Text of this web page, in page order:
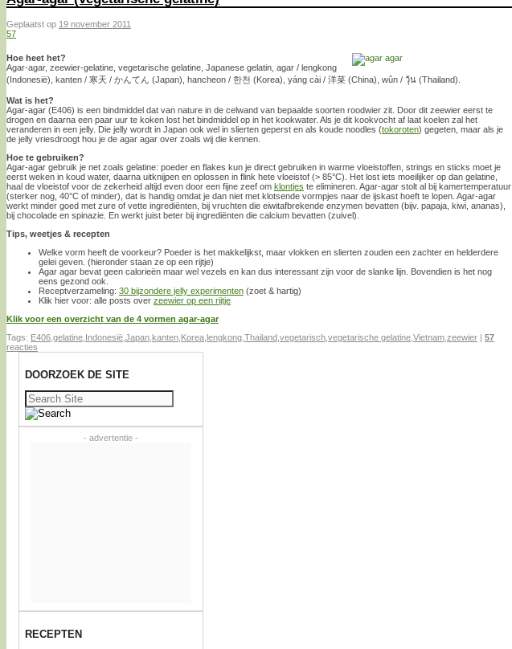
Geplaatst op 19 november 2011
57
Hoe heet het?
Agar-agar, zeewier-gelatine, vegetarische gelatine, Japanese gelatin, agar / lengkong
(Indonesië), kanten / 寒天 / かんてん (Japan), hancheon / 한천 (Korea), yáng cài / 洋菜 (China), wûn / วุ้น (Thailand).
Wat is het?
Agar-agar (E406) is een bindmiddel dat van nature in de celwand van bepaalde soorten roodwier zit. Door dit zeewier eerst te
drogen en daarna een paar uur te koken lost het bindmiddel op in het kookwater. Als je dit kookvocht af laat koelen zal het
veranderen in een jelly. Die jelly wordt in Japan ook wel in slierten geperst en als koude noodles (tokoroten) gegeten, maar als je
de jelly vriesdroogt hou je de agar agar over zoals wij die kennen.
Hoe te gebruiken?
Agar-agar gebruik je net zoals gelatine: poeder en flakes kun je direct gebruiken in warme vloeistoffen, strings en sticks moet je
eerst weken in koud water, daarna uitknijpen en oplossen in flink hete vloeistof (> 85°C). Het lost iets moeilijker op dan gelatine,
haal de vloeistof voor de zekerheid altijd even door een fijne zeef om klontjes te elimineren. Agar-agar stolt al bij kamertemperatuur
(sterker nog, 40°C of minder), dat is handig omdat je dan niet met klotsende vormpjes naar de ijskast hoeft te lopen. Agar-agar
werkt minder goed met zure of vette ingrediënten, bij vruchten die eiwitafbrekende enzymen bevatten (bijv. papaja, kiwi, ananas),
bij chocolade en spinazie. En werkt juist beter bij ingrediënten die calcium bevatten (zuivel).
Tips, weetjes & recepten
Welke vorm heeft de voorkeur? Poeder is het makkelijkst, maar vlokken en slierten zouden een zachter en helderdere
gelei geven. (hieronder staan ze op een rijtje)
Agar agar bevat geen calorieën maar wel vezels en kan dus interessant zijn voor de slanke lijn. Bovendien is het nog
eens gezond ook.
Receptverzameling: 30 bijzondere jelly experimenten (zoet & hartig)
Klik hier voor: alle posts over zeewier op een rijtje
Klik voor een overzicht van de 4 vormen agar-agar
Tags: E406 gelatine Indonesië Japan kanten Korea lengkong Thailand vegetarisch vegetarische gelatine Vietnam zeewier | 57
reacties
DOORZOEK DE SITE
Zoeken
naar:
- advertentie -
RECEPTEN